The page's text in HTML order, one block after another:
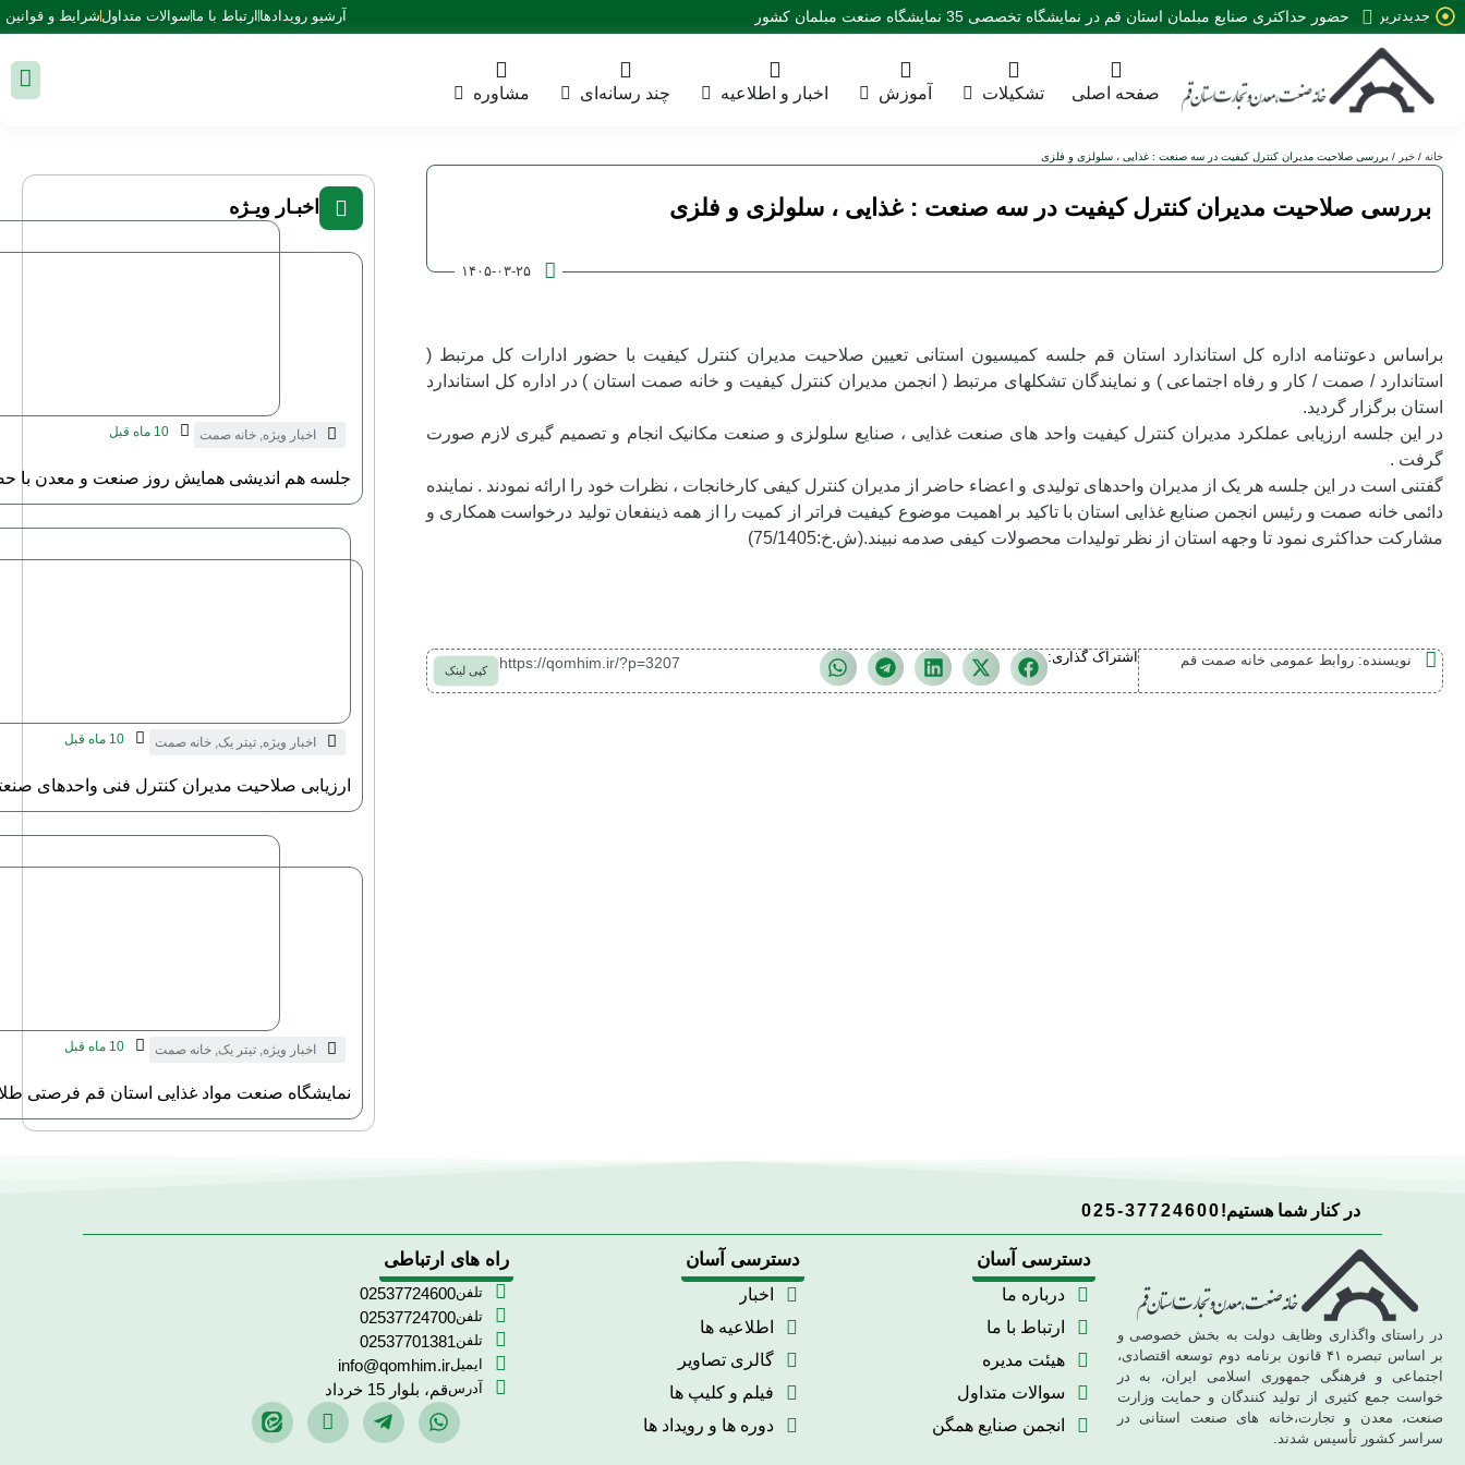
جدیدترین
خبرها:
حضور حداکثری صنایع مبلمان استان قم در نمایشگاه تخصصی 35 نمایشگاه صنعت مبلمان کشور آرشیو رویدادها ارتباط با ما سوالات متداول شرایط و قوانین
صفحه اصلی تشکیلات آموزش اخبار و اطلاعیه چند رسانه‌ای مشاوره
خانه / خبر / بررسی صلاحیت مدیران کنترل کیفیت در سه صنعت : غذایی ، سلولزی و فلزی
بررسی صلاحیت مدیران کنترل کیفیت در سه صنعت : غذایی ، سلولزی و فلزی
۱۴۰۵-۰۳-۲۵
براساس دعوتنامه اداره کل استاندارد استان قم جلسه کمیسیون استانی تعیین صلاحیت مدیران کنترل کیفیت با حضور ادارات کل مرتبط (
استاندارد / صمت / کار و رفاه اجتماعی ) و نمایندگان تشکلهای مرتبط ( انجمن مدیران کنترل کیفیت و خانه صمت استان ) در اداره کل استاندارد
استان برگزار گردید.
در این جلسه ارزیابی عملکرد مدیران کنترل کیفیت واحد های صنعت غذایی ، صنایع سلولزی و صنعت مکانیک انجام و تصمیم گیری لازم صورت
گرفت .
گفتنی است در این جلسه هر یک از مدیران واحدهای تولیدی و اعضاء حاضر از مدیران کنترل کیفی کارخانجات ، نظرات خود را ارائه نمودند . نماینده
دائمی خانه صمت و رئیس انجمن صنایع غذایی استان با تاکید بر اهمیت موضوع کیفیت فراتر از کمیت را از همه ذینفعان تولید درخواست همکاری و
مشارکت حداکثری نمود تا وجهه استان از نظر تولیدات محصولات کیفی صدمه نبیند.(ش.خ:75/1405)
نویسنده: روابط عمومی خانه صمت قم اشتراک گذاری:
کپی لینک https://qomhim.ir/?p=3207
اخبـار ویـژه
اخبار ویژه خانه صمت 10 ماه قبل
جلسه هم اندیشی همایش روز صنعت و معدن با
اخبار ویژه تیتر یک خانه صمت 10 ماه قبل
ارزیابی صلاحیت مدیران کنترل فنی واحدهای
اخبار ویژه تیتر یک خانه صمت 10 ماه قبل
نمایشگاه صنعت مواد غذایی استان قم فرصتی
در کنار شما هستیم!025-37724600
در راستای واگذاری وظایف دولت به بخش خصوصی و
بر اساس تبصره ۴۱ قانون برنامه دوم توسعه اقتصادی،
اجتماعی و فرهنگی جمهوری اسلامی ایران، به در
خواست جمع کثیری از تولید کنندگان و حمایت وزارت
صنعت، معدن و تجارت،خانه های صنعت استانی در
سراسر کشور تأسیس شدند.
دسترسی آسان
درباره ما
ارتباط با ما
هیئت مدیره
سوالات متداول
انجمن صنایع همگن
دسترسی آسان
اخبار
اطلاعیه ها
گالری تصاویر
فیلم و کلیپ ها
دوره ها و رویداد ها
راه های ارتباطی
تلفن02537724600
تلفن02537724700
تلفن02537701381
ایمیلinfo@qomhim.ir
آدرسقم، بلوار 15 خرداد